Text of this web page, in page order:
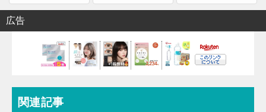
広告
関連記事